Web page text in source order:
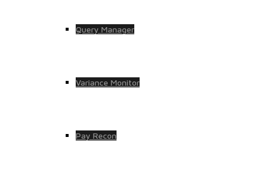
Query Manager
Variance Monitor
Pay Recon